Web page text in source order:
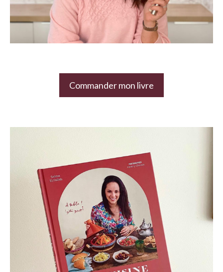
Commander mon livre